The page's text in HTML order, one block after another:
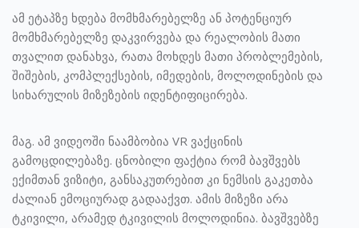
ამ ეტაპზე ხდება მომხმარებელზე ან პოტენციურ
მომხმარებელზე დაკვირვება და რეალობის მათი
თვალით დანახვა, რათა მოხდეს მათი პრობლემების,
შიშების, კომპლექსების, იმედების, მოლოდინების და
სიხარულის მიზეზების იდენტიფიცირება.
მაგ. ამ ვიდეოში ნაამბობია VR ვაქცინის
გამოცდილებაზე. ცნობილი ფაქტია რომ ბავშვებს
ექიმთან ვიზიტი, განსაკუთრებით კი ნემსის გაკეთბა
ძალიან ემოციურად გადააქვთ. ამის მიზეზი არა
ტკივილი, არამედ ტკივილის მოლოდინია. ბავშვებზე